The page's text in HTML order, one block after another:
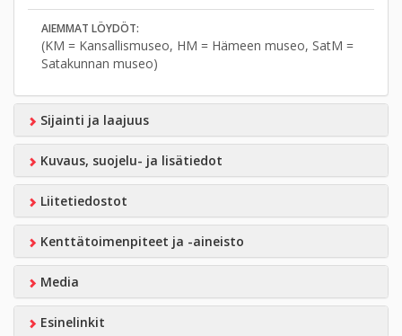
AIEMMAT LÖYDÖT:
(KM = Kansallismuseo, HM = Hämeen museo, SatM =
Satakunnan museo)
Sijainti ja laajuus
Kuvaus, suojelu- ja lisätiedot
Liitetiedostot
Kenttätoimenpiteet ja -aineisto
Media
Esinelinkit